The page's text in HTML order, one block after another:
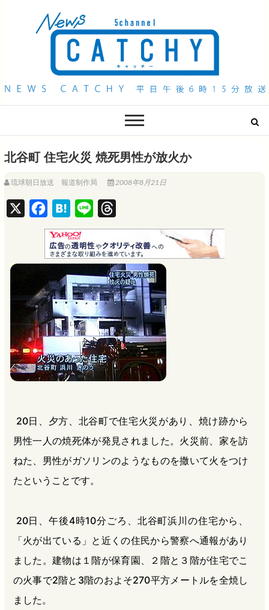
QAB NEWS Headline
北谷町 住宅火災 焼死男性が放火か
琉球朝日放送 報道制作局 2008年8月21日
a
c
e
b
o
o
k
H
a
t
e
n
a
i
n
e
h
r
e
a
d
s
20日、夕方、北谷町で住宅火災があり、焼け跡から
男性一人の焼死体が発見されました。火災前、家を訪
ねた、男性がガソリンのようなものを撒いて火をつけ
たということです。
20日、午後4時10分ごろ、北谷町浜川の住宅から、
「火が出ている」と近くの住民から警察へ通報があり
ました。建物は１階が保育園、２階と３階が住宅でこ
の火事で2階と3階のおよそ270平方メートルを全焼し
ました。